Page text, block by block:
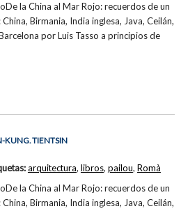
la China al Mar Rojo: recuerdos de un
Birmania, India inglesa, Java, Ceilán,
por Luis Tasso a principios de
KUNG. TIENTSIN
la China al Mar Rojo: recuerdos de un
Birmania, India inglesa, Java, Ceilán,
arquitectura, libros, pailou, Romà